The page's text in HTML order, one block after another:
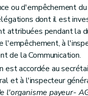
ou d'empêchement
dont il est
attribuées pendant la
l'empêchement, à
de la Communication.
est accordée au
et à l'inspecteur
l'organisme payeur-